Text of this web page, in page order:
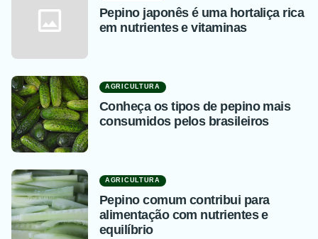
Pepino japonês é uma hortaliça rica
em nutrientes e vitaminas
AGRICULTURA
Conheça os tipos de pepino mais
consumidos pelos brasileiros
AGRICULTURA
Pepino comum contribui para
alimentação com nutrientes e
equilíbrio